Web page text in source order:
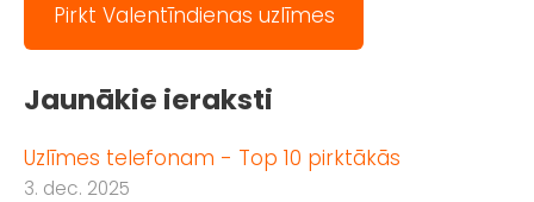
Jaunākie ieraksti
Uzlīmes telefonam - Top 10 pirktākās
3. dec. 2025
Pirkt Valentīndienas uzlīmes